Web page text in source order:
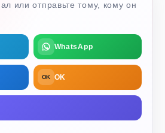
или отправьте тому, кому он
WhatsApp
OK OK